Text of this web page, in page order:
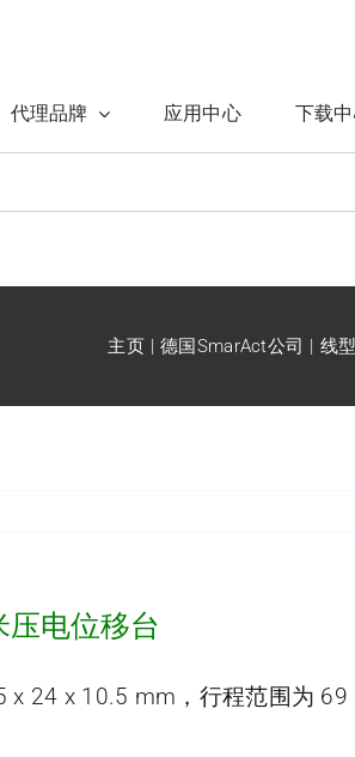
代理品牌 应用中心 下载
主页 德国SmarAct公司 线
压电位移台
x 24 x 10.5 mm，行程范围为